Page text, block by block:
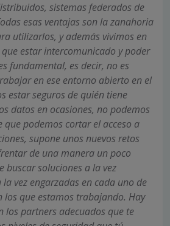
sistemas federados de
esas ventajas son la zanahoria
utilizarlos, y además vivimos en
estar intercomunicado y poder
fundamental, es decir, no es
en ese entorno abierto en el
estar seguros de quién tiene
datos en ocasiones, no podemos
que podemos cortar el acceso a
supone unos nuevos retos
de una manera un poco
buscar soluciones a la vez
vez engarzadas en cada uno de
los que estamos trabajando. Hay
los partners adecuados que te